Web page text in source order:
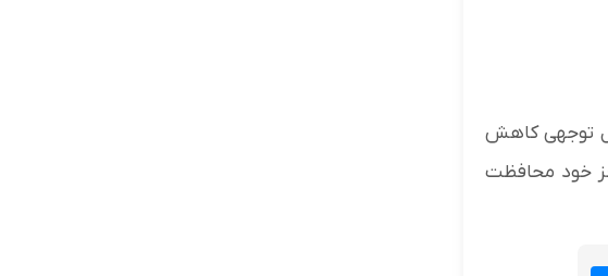
توجهی کاهش
خود محافظت